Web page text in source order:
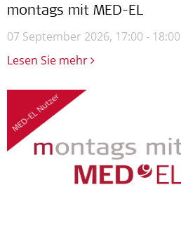
montags mit MED-EL
07 September 2026, 17:00 -
Lesen Sie mehr